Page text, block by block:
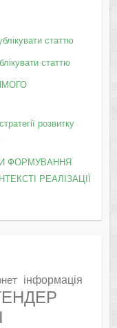
статтю
статтю
розвитку
ФОРМУВАННЯ
РЕАЛІЗАЦІЇ
інформація